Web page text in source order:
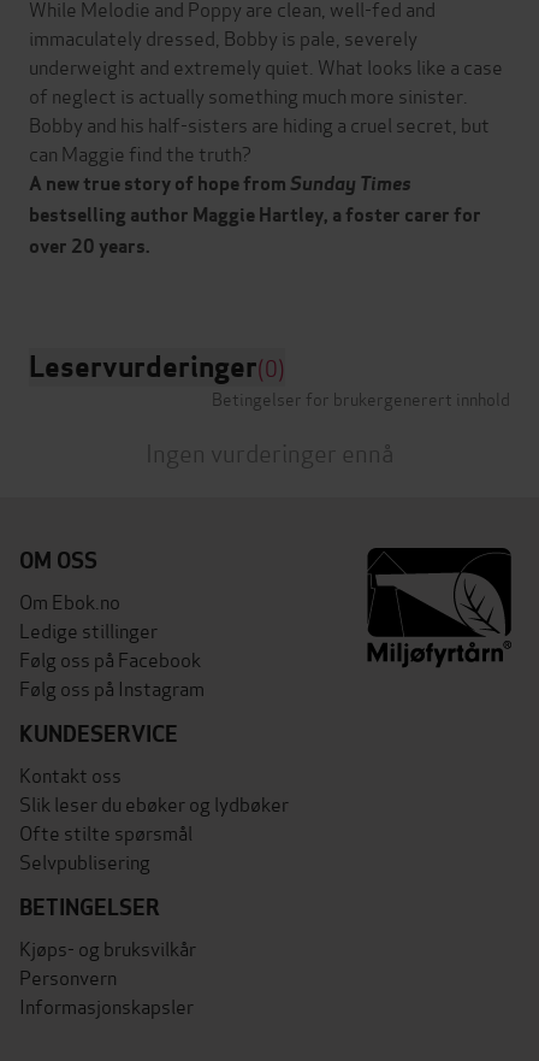
While Melodie and Poppy are clean, well-fed and
immaculately dressed, Bobby is pale, severely
underweight and extremely quiet. What looks like a case
of neglect is actually something much more sinister.
Bobby and his half-sisters are hiding a cruel secret, but
can Maggie find the truth?
A new true story of hope from Sunday Times
bestselling author Maggie Hartley, a foster carer for
over 20 years.
Leservurderinger(0)
Betingelser for brukergenerert innhold
Ingen vurderinger ennå
OM OSS
Om Ebok.no
Ledige stillinger
Følg oss på Facebook
Følg oss på Instagram
KUNDESERVICE
Kontakt oss
Slik leser du ebøker og lydbøker
Ofte stilte spørsmål
Selvpublisering
BETINGELSER
Kjøps- og bruksvilkår
Personvern
Informasjonskapsler